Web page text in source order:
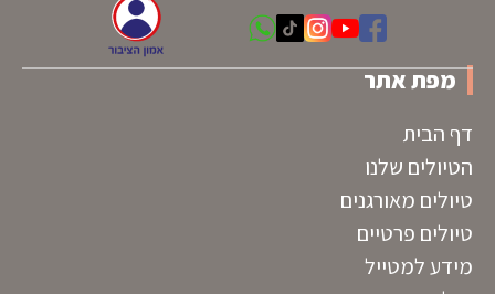
מפת אתר
דף הבית
הטיולים שלנו
טיולים מאורגנים
טיולים פרטיים
מידע למטייל